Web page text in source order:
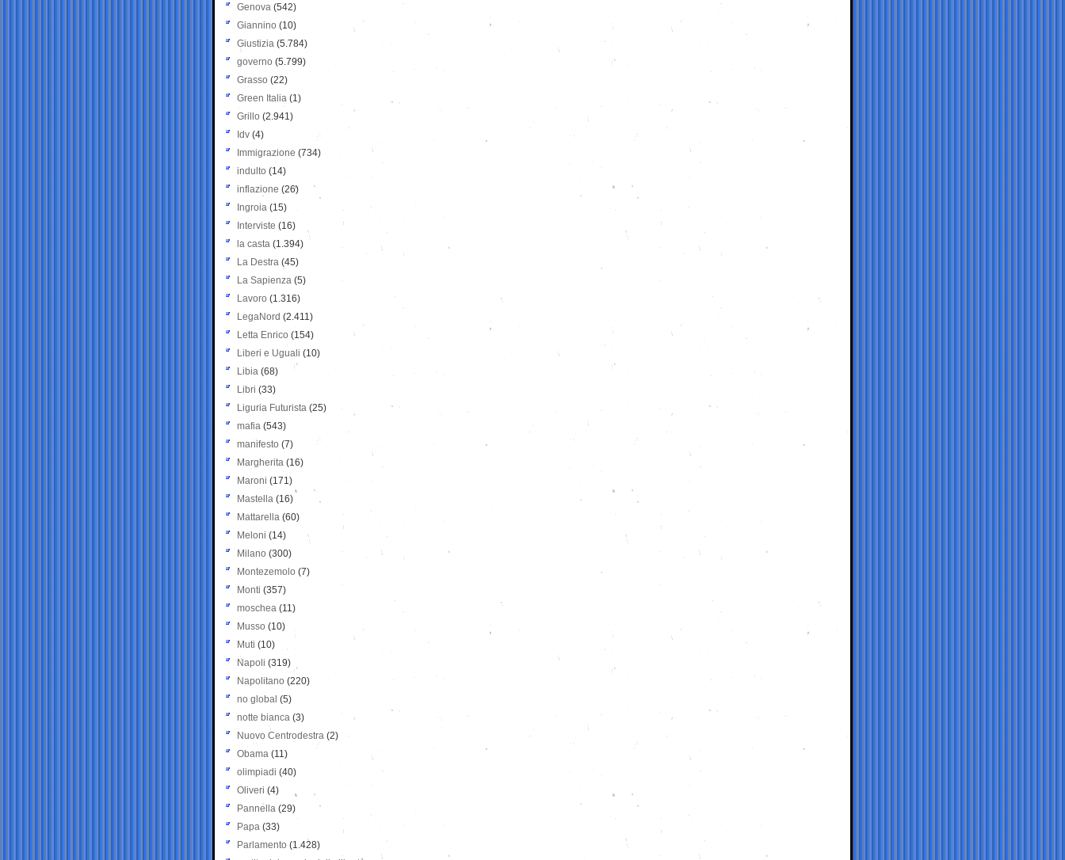
Genova (542)
Giannino (10)
Giustizia (5.784)
governo (5.799)
Grasso (22)
Green Italia (1)
Grillo (2.941)
Idv (4)
Immigrazione (734)
indulto (14)
inflazione (26)
Ingroia (15)
Interviste (16)
la casta (1.394)
La Destra (45)
La Sapienza (5)
Lavoro (1.316)
LegaNord (2.411)
Letta Enrico (154)
Liberi e Uguali (10)
Libia (68)
Libri (33)
Liguria Futurista (25)
mafia (543)
manifesto (7)
Margherita (16)
Maroni (171)
Mastella (16)
Mattarella (60)
Meloni (14)
Milano (300)
Montezemolo (7)
Monti (357)
moschea (11)
Musso (10)
Muti (10)
Napoli (319)
Napolitano (220)
no global (5)
notte bianca (3)
Nuovo Centrodestra (2)
Obama (11)
olimpiadi (40)
Oliveri (4)
Pannella (29)
Papa (33)
Parlamento (1.428)